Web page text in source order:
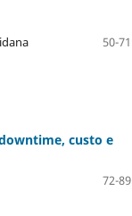
50-71
custo e
72-89